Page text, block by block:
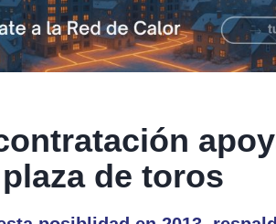
de toros